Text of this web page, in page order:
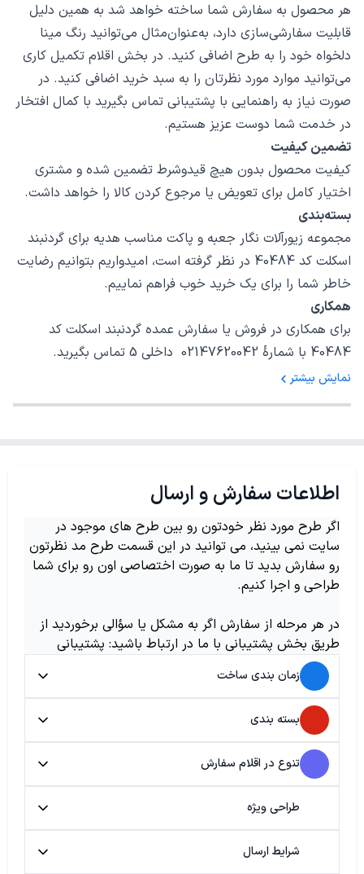
هر محصول به سفارش شما ساخته خواهد شد به همین دلیل
قابلیت سفارشی‌سازی دارد، به‌عنوان‌مثال می‌توانید رنگ مینا
دلخواه خود را به طرح اضافی کنید. در بخش اقلام تکمیل کاری
می‌توانید موارد مورد نظرتان را به سبد خرید اضافی کنید. در
صورت نیاز به راهنمایی با پشتیبانی تماس بگیرید با کمال افتخار
در خدمت شما دوست عزیز هستیم.
تضمین کیفیت
کیفیت محصول بدون هیچ قیدوشرط تضمین شده و مشتری
اختیار کامل برای تعویض یا مرجوع کردن کالا را خواهد داشت.
بسته‌بندی
مجموعه زیورآلات نگار جعبه و پاکت مناسب هدیه برای گردنبند
اسکلت کد 40484 در نظر گرفته است، امیدواریم بتوانیم رضایت
خاطر شما را برای یک خرید خوب فراهم نماییم.
همکاری
برای همکاری در فروش یا سفارش عمده گردنبند اسکلت کد
40484 با شمارهٔ 02147620042 داخلی 5 تماس بگیرید.
نمایش بیشتر
اطلاعات سفارش و ارسال
اگر طرح مورد نظر خودتون رو بین طرح های موجود در
سایت نمی بینید، می توانید در این قسمت طرح مد نظرتون
رو سفارش بدید تا ما به صورت اختصاصی اون رو برای شما
طراحی و اجرا کنیم.
در هر مرحله از سفارش اگر به مشکل یا سؤالی برخوردید از
طریق بخش پشتیبانی با ما در ارتباط باشید: پشتیبانی
زمان بندی ساخت
بسته بندی
تنوع در اقلام سفارش
طراحی ویژه
شرایط ارسال